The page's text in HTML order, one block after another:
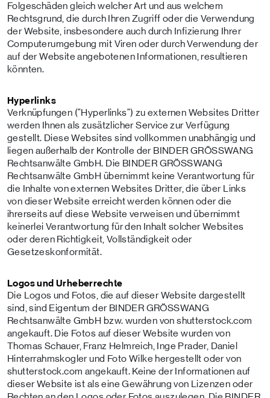
Folgeschäden gleich welcher Art und aus welchem
Rechtsgrund, die durch Ihren Zugriff oder die Verwendung
der Website, insbesondere auch durch Infizierung Ihrer
Computerumgebung mit Viren oder durch Verwendung der
auf der Website angebotenen Informationen, resultieren
könnten.
Hyperlinks
Verknüpfungen ("Hyperlinks") zu externen Websites Dritter
werden Ihnen als zusätzlicher Service zur Verfügung
gestellt. Diese Websites sind vollkommen unabhängig und
liegen außerhalb der Kontrolle der BINDER GRÖSSWANG
Rechtsanwälte GmbH. Die BINDER GRÖSSWANG
Rechtsanwälte GmbH übernimmt keine Verantwortung für
die Inhalte von externen Websites Dritter, die über Links
von dieser Website erreicht werden können oder die
ihrerseits auf diese Website verweisen und übernimmt
keinerlei Verantwortung für den Inhalt solcher Websites
oder deren Richtigkeit, Vollständigkeit oder
Gesetzeskonformität.
Logos und Urheberrechte
Die Logos und Fotos, die auf dieser Website dargestellt
sind, sind Eigentum der BINDER GRÖSSWANG
Rechtsanwälte GmbH bzw. wurden von shutterstock.com
angekauft. Die Fotos auf dieser Website wurden von
Thomas Schauer, Franz Helmreich, Inge Prader, Daniel
Hinterrahmskogler und Foto Wilke hergestellt oder von
shutterstock.com angekauft. Keine der Informationen auf
dieser Website ist als eine Gewährung von Lizenzen oder